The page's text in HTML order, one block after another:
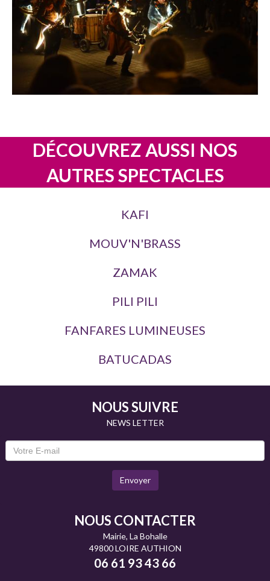
DÉCOUVREZ AUSSI NOS
AUTRES SPECTACLES
KAFI
MOUV'N'BRASS
ZAMAK
PILI PILI
FANFARES LUMINEUSES
BATUCADAS
NOUS SUIVRE
NEWS LETTER
Envoyer
NOUS CONTACTER
Mairie, La Bohalle
49800 LOIRE AUTHION
06 61 93 43 66